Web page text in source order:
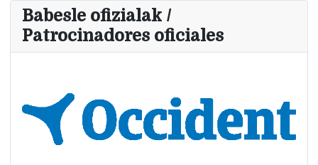
Babesle ofizialak /
Patrocinadores oficiales